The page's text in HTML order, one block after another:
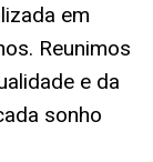
em
Reunimos
e da
sonho